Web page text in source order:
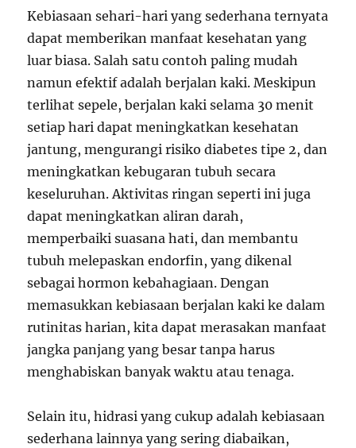
Kebiasaan sehari-hari yang sederhana ternyata
dapat memberikan manfaat kesehatan yang
luar biasa. Salah satu contoh paling mudah
namun efektif adalah berjalan kaki. Meskipun
terlihat sepele, berjalan kaki selama 30 menit
setiap hari dapat meningkatkan kesehatan
jantung, mengurangi risiko diabetes tipe 2, dan
meningkatkan kebugaran tubuh secara
keseluruhan. Aktivitas ringan seperti ini juga
dapat meningkatkan aliran darah,
memperbaiki suasana hati, dan membantu
tubuh melepaskan endorfin, yang dikenal
sebagai hormon kebahagiaan. Dengan
memasukkan kebiasaan berjalan kaki ke dalam
rutinitas harian, kita dapat merasakan manfaat
jangka panjang yang besar tanpa harus
menghabiskan banyak waktu atau tenaga.
Selain itu, hidrasi yang cukup adalah kebiasaan
sederhana lainnya yang sering diabaikan,